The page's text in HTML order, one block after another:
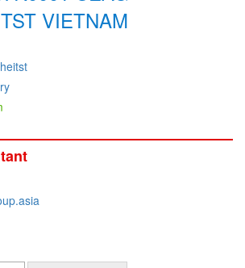
Foam- IT
VIETNAM